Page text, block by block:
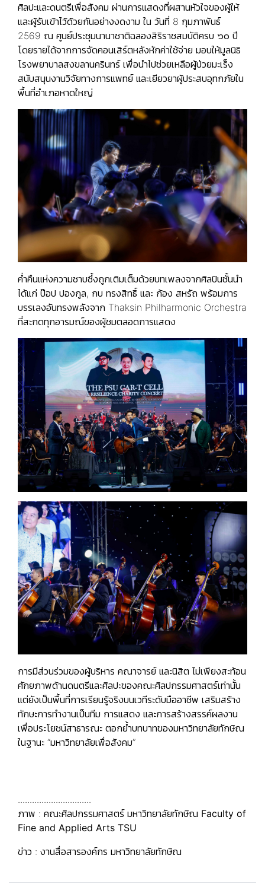
ศิลปะและดนตรีเพื่อสังคม ผ่านการแสดงที่ผสานหัวใจของผู้ให้
และผู้รับเข้าไว้ด้วยกันอย่างงดงาม ใน วันที่ 8 กุมภาพันธ์
2569 ณ ศูนย์ประชุมนานาชาติฉลองสิริราชสมบัติครบ ๖๐ ปี
โดยรายได้จากการจัดคอนเสิร์ตหลังหักค่าใช้จ่าย มอบให้มูลนิธิ
โรงพยาบาลสงขลานครินทร์ เพื่อนำไปช่วยเหลือผู้ป่วยมะเร็ง
สนับสนุนงานวิจัยทางการแพทย์ และเยียวยาผู้ประสบอุทกภัยใน
พื้นที่อำเภอหาดใหญ่
ค่ำคืนแห่งความซาบซึ้งถูกเติมเต็มด้วยบทเพลงจากศิลปินชั้นนำ
ได้แก่ ป๊อป ปองกูล, กบ ทรงสิทธิ์ และ ก้อง สหรัถ พร้อมการ
บรรเลงอันทรงพลังจาก Thaksin Philharmonic Orchestra
ที่สะกดทุกอารมณ์ของผู้ชมตลอดการแสดง
การมีส่วนร่วมของผู้บริหาร คณาจารย์ และนิสิต ไม่เพียงสะท้อน
ศักยภาพด้านดนตรีและศิลปะของคณะศิลปกรรมศาสตร์เท่านั้น
แต่ยังเป็นพื้นที่การเรียนรู้จริงบนเวทีระดับมืออาชีพ เสริมสร้าง
ทักษะการทำงานเป็นทีม การแสดง และการสร้างสรรค์ผลงาน
เพื่อประโยชน์สาธารณะ ตอกย้ำบทบาทของมหาวิทยาลัยทักษิณ
ในฐานะ “มหาวิทยาลัยเพื่อสังคม”
...............................
ภาพ : คณะศิลปกรรมศาสตร์ มหาวิทยาลัยทักษิณ Faculty of
Fine and Applied Arts TSU
ข่าว : งานสื่อสารองค์กร มหาวิทยาลัยทักษิณ